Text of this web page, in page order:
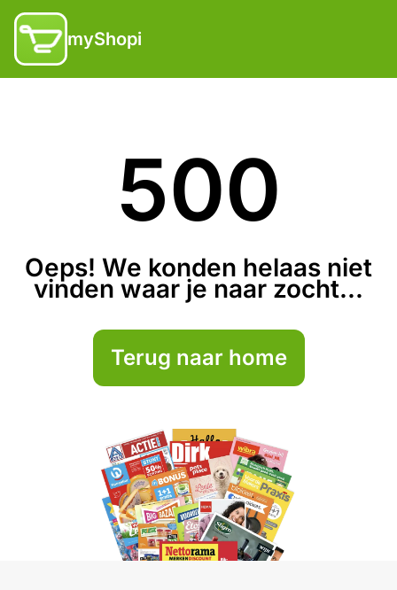
myShopi
500
Oeps! We konden helaas niet
vinden waar je naar zocht...
Terug naar home